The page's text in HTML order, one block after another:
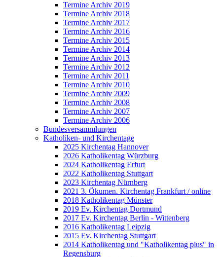
Termine Archiv 2019
Termine Archiv 2018
Termine Archiv 2017
Termine Archiv 2016
Termine Archiv 2015
Termine Archiv 2014
Termine Archiv 2013
Termine Archiv 2012
Termine Archiv 2011
Termine Archiv 2010
Termine Archiv 2009
Termine Archiv 2008
Termine Archiv 2007
Termine Archiv 2006
Bundesversammlungen
Katholiken- und Kirchentage
2025 Kirchentag Hannover
2026 Katholikentag Würzburg
2024 Katholikentag Erfurt
2022 Katholikentag Stuttgart
2023 Kirchentag Nürnberg
2021 3. Ökumen. Kirchentag Frankfurt / online
2018 Katholikentag Münster
2019 Ev. Kirchentag Dortmund
2017 Ev. Kirchentag Berlin - Wittenberg
2016 Katholikentag Leipzig
2015 Ev. Kirchentag Stuttgart
2014 Katholikentag und "Katholikentag plus" in
Regensburg